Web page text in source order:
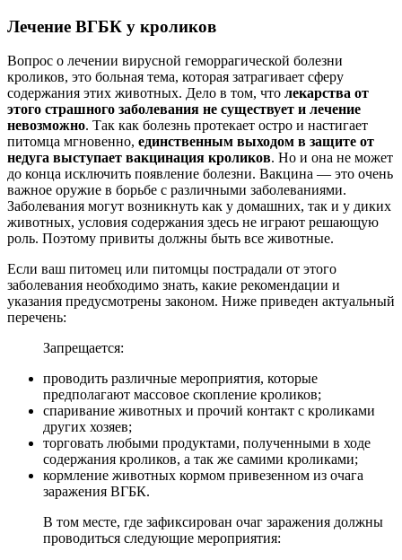
Лечение ВГБК у кроликов
Вопрос о лечении вирусной геморрагической болезни
кроликов, это больная тема, которая затрагивает сферу
содержания этих животных. Дело в том, что лекарства от
этого страшного заболевания не существует и лечение
невозможно. Так как болезнь протекает остро и настигает
питомца мгновенно, единственным выходом в защите от
недуга выступает вакцинация кроликов. Но и она не может
до конца исключить появление болезни. Вакцина — это очень
важное оружие в борьбе с различными заболеваниями.
Заболевания могут возникнуть как у домашних, так и у диких
животных, условия содержания здесь не играют решающую
роль. Поэтому привиты должны быть все животные.
Если ваш питомец или питомцы пострадали от этого
заболевания необходимо знать, какие рекомендации и
указания предусмотрены законом. Ниже приведен актуальный
перечень:
Запрещается:
проводить различные мероприятия, которые
предполагают массовое скопление кроликов;
спаривание животных и прочий контакт с кроликами
других хозяев;
торговать любыми продуктами, полученными в ходе
содержания кроликов, а так же самими кроликами;
кормление животных кормом привезенном из очага
заражения ВГБК.
В том месте, где зафиксирован очаг заражения должны
проводиться следующие мероприятия: